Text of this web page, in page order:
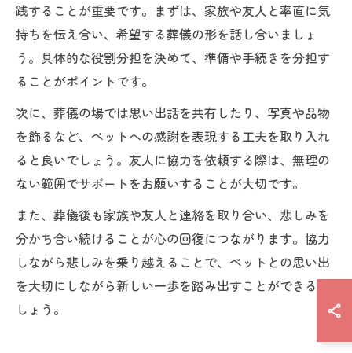
践することが重要です。まずは、家族や友人と率直に気
持ちを伝え合い、希望する葬儀の形を話し合いましょ
う。具体的な役割分担を決めて、準備や手続きを分担す
ることがポイントです。
次に、葬儀の場では思い出話を共有したり、写真や品物
を飾るなど、ペットへの感謝を表現する工夫を取り入れ
ると良いでしょう。友人に協力を依頼する際は、無理の
ない範囲でサポートをお願いすることが大切です。
また、葬儀後も家族や友人と連絡を取り合い、悲しみを
分かち合い続けることが心の回復につながります。協力
しながら悲しみを乗り越えることで、ペットとの思い出
を大切にしながら新しい一歩を踏み出すことができるで
しょう。